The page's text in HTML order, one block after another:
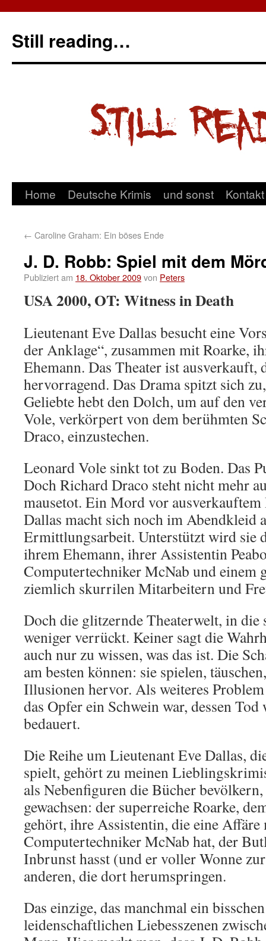
Still reading…
Home Deutsche Krimis und sonst Kontakt
← Caroline Graham: Ein böses Ende
J. D. Robb: Spiel mit dem
Publiziert am 18. Oktober 2009von Peters
USA 2000, OT: Witness in Death
Lieutenant Eve Dallas besucht eine
der Anklage“, zusammen mit Roarke,
Ehemann. Das Theater ist ausverkauft,
hervorragend. Das Drama spitzt sich
Geliebte hebt den Dolch, um auf den
Vole, verkörpert von dem berühmten
Draco, einzustechen.
Leonard Vole sinkt tot zu Boden. Das
Doch Richard Draco steht nicht mehr
mausetot. Ein Mord vor ausverkauftem
Dallas macht sich noch im Abendkleid
Ermittlungsarbeit. Unterstützt wird sie
ihrem Ehemann, ihrer Assistentin
Computertechniker McNab und einem
ziemlich skurrilen Mitarbeitern und
Doch die glitzernde Theaterwelt, in die
weniger verrückt. Keiner sagt die
auch nur zu wissen, was das ist. Die
am besten können: sie spielen,
Illusionen hervor. Als weiteres
das Opfer ein Schwein war, dessen
bedauert.
Die Reihe um Lieutenant Eve Dallas,
spielt, gehört zu meinen
als Nebenfiguren die Bücher
gewachsen: der superreiche Roarke,
gehört, ihre Assistentin, die eine Affäre
Computertechniker McNab hat, der
Inbrunst hasst (und er voller Wonne
anderen, die dort herumspringen.
Das einzige, das manchmal ein
leidenschaftlichen Liebesszenen